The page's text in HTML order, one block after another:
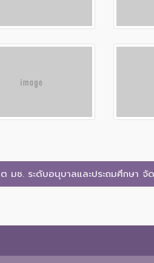
ต มช. ระดับอนุบาลและประถมศึกษา จั